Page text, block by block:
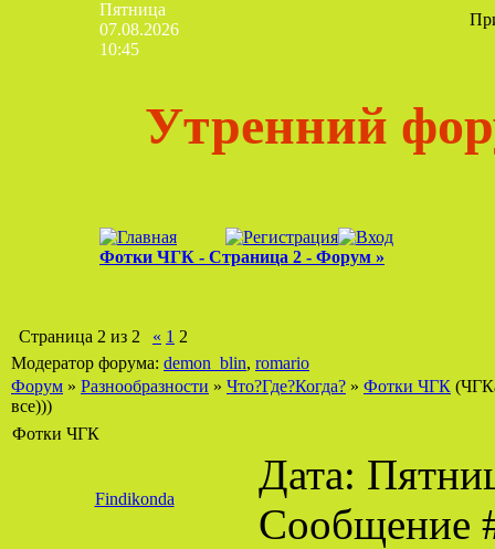
Пятница
07.08.2026
10:45
Утренний
Фотки ЧГК - Страница 2 - Форум »
Страница 2 из 2 « 1 2
Модератор форума: demon_blin, romario
Форум » Разнообразности » Что?Где?Когда? » Фотки ЧГК
все)))
Фотки ЧГК
Findikonda
Дата:
Сообщение